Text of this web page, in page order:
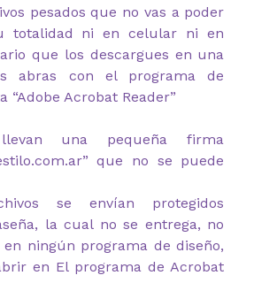
pesados que no vas a poder
totalidad ni en celular ni en
que los descargues en una
abras con el programa de
“Adobe Acrobat Reader”
una pequeña firma
que no se puede
se envían protegidos
la cual no se entrega, no
ningún programa de diseño,
en El programa de Acrobat